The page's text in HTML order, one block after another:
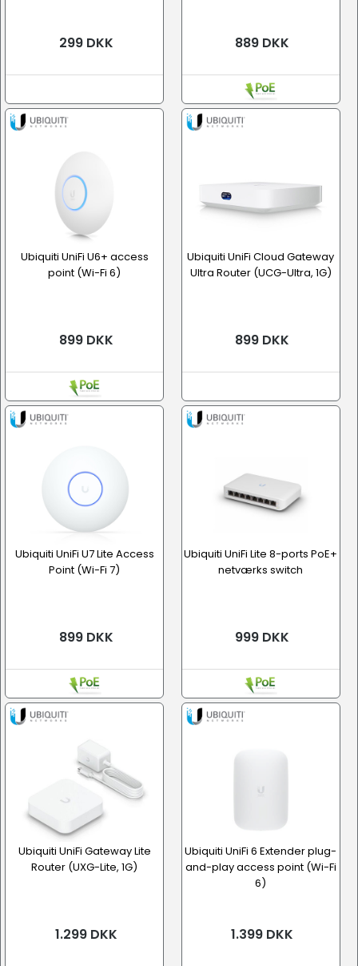
299 DKK 889 DKK
Ubiquiti UniFi U6+ access
point (Wi-Fi 6)
899 DKK
Ubiquiti UniFi Cloud Gateway
Ultra Router (UCG-Ultra, 1G)
899 DKK
Ubiquiti UniFi U7 Lite Access
Point (Wi-Fi 7)
899 DKK
Ubiquiti UniFi Lite 8-ports PoE+
netværks switch
999 DKK
Ubiquiti UniFi Gateway Lite
Router (UXG-Lite, 1G)
1.299 DKK
Ubiquiti UniFi 6 Extender plug-
and-play access point (Wi-Fi
6)
1.399 DKK